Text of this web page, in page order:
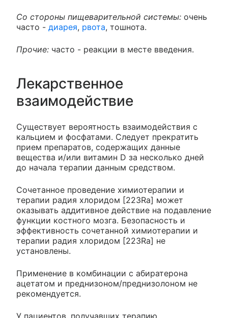
Со стороны пищеварительной системы: очень
часто - диарея, рвота, тошнота.
Прочие: часто - реакции в месте введения.
Лекарственное
взаимодействие
Существует вероятность взаимодействия с
кальцием и фосфатами. Следует прекратить
прием препаратов, содержащих данные
вещества и/или витамин D за несколько дней
до начала терапии данным средством.
Сочетанное проведение химиотерапии и
терапии радия хлоридом [223­Ra] может
оказывать аддитивное действие на подавление
функции костного мозга. Безопасность и
эффективность сочетанной химиотерапии и
терапии радия хлоридом [223­Ra] не
установлены.
Применение в комбинации с абиратерона
ацетатом и преднизоном/преднизолоном не
рекомендуется.
У пациентов, получавших терапию